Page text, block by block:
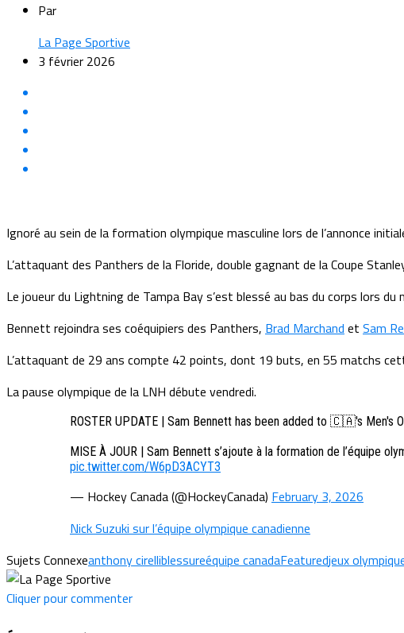
Par
La Page Sportive
3 février 2026
Ignoré au sein de la formation olympique masculine lors de l’annonce
L’attaquant des Panthers de la Floride, double gagnant de la Coupe
Le joueur du Lightning de Tampa Bay s’est blessé au bas du corps lors
Bennett rejoindra ses coéquipiers des Panthers, Brad Marchand et Sam
L’attaquant de 29 ans compte 42 points, dont 19 buts, en 55 matchs
La pause olympique de la LNH débute vendredi.
ROSTER UPDATE | Sam Bennett has been added to 🇨🇦's Men's
MISE À JOUR | Sam Bennett s’ajoute à la formation de l’équipe
pic.twitter.com/W6pD3ACYT3
— Hockey Canada (@HockeyCanada) February 3, 2026
Nick Suzuki sur l’équipe olympique canadienne
Sujets Connexeanthony cirelliblessureéquipe canadaFeaturedjeux
Cliquer pour commenter